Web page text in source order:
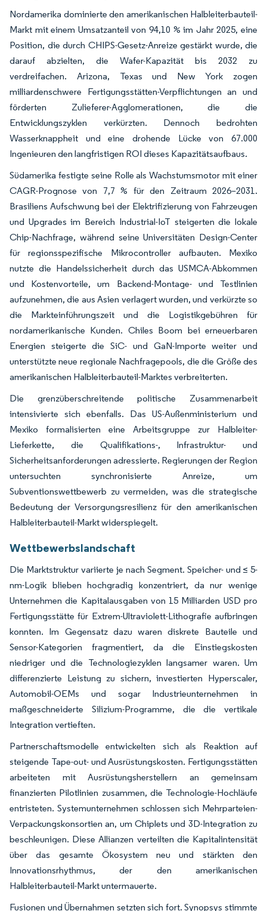
Nordamerika dominierte den amerikanischen Halbleiterbauteil-
Markt mit einem Umsatzanteil von 94,10 % im Jahr 2025, eine
Position, die durch CHIPS-Gesetz-Anreize gestärkt wurde, die
darauf abzielten, die Wafer-Kapazität bis 2032 zu
verdreifachen. Arizona, Texas und New York zogen
milliardenschwere Fertigungsstätten-Verpflichtungen an und
förderten Zulieferer-Agglomerationen, die die
Entwicklungszyklen verkürzten. Dennoch bedrohten
Wasserknappheit und eine drohende Lücke von 67.000
Ingenieuren den langfristigen ROI dieses Kapazitätsaufbaus.
Südamerika festigte seine Rolle als Wachstumsmotor mit einer
CAGR-Prognose von 7,7 % für den Zeitraum 2026–2031.
Brasiliens Aufschwung bei der Elektrifizierung von Fahrzeugen
und Upgrades im Bereich Industrial-IoT steigerten die lokale
Chip-Nachfrage, während seine Universitäten Design-Center
für regionsspezifische Mikrocontroller aufbauten. Mexiko
nutzte die Handelssicherheit durch das USMCA-Abkommen
und Kostenvorteile, um Backend-Montage- und Testlinien
aufzunehmen, die aus Asien verlagert wurden, und verkürzte so
die Markteinführungszeit und die Logistikgebühren für
nordamerikanische Kunden. Chiles Boom bei erneuerbaren
Energien steigerte die SiC- und GaN-Importe weiter und
unterstützte neue regionale Nachfragepools, die die Größe des
amerikanischen Halbleiterbauteil-Marktes verbreiterten.
Die grenzüberschreitende politische Zusammenarbeit
intensivierte sich ebenfalls. Das US-Außenministerium und
Mexiko formalisierten eine Arbeitsgruppe zur Halbleiter-
Lieferkette, die Qualifikations-, Infrastruktur- und
Sicherheitsanforderungen adressierte. Regierungen der Region
untersuchten synchronisierte Anreize, um
Subventionswettbewerb zu vermeiden, was die strategische
Bedeutung der Versorgungsresilienz für den amerikanischen
Halbleiterbauteil-Markt widerspiegelt.
Wettbewerbslandschaft
Die Marktstruktur variierte je nach Segment. Speicher- und ≤ 5-
nm-Logik blieben hochgradig konzentriert, da nur wenige
Unternehmen die Kapitalausgaben von 15 Milliarden USD pro
Fertigungsstätte für Extrem-Ultraviolett-Lithografie aufbringen
konnten. Im Gegensatz dazu waren diskrete Bauteile und
Sensor-Kategorien fragmentiert, da die Einstiegskosten
niedriger und die Technologiezyklen langsamer waren. Um
differenzierte Leistung zu sichern, investierten Hyperscaler,
Automobil-OEMs und sogar Industrieunternehmen in
maßgeschneiderte Silizium-Programme, die die vertikale
Integration vertieften.
Partnerschaftsmodelle entwickelten sich als Reaktion auf
steigende Tape-out- und Ausrüstungskosten. Fertigungsstätten
arbeiteten mit Ausrüstungsherstellern an gemeinsam
finanzierten Pilotlinien zusammen, die Technologie-Hochläufe
entristeten. Systemunternehmen schlossen sich Mehrparteien-
Verpackungskonsortien an, um Chiplets und 3D-Integration zu
beschleunigen. Diese Allianzen verteilten die Kapitalintensität
über das gesamte Ökosystem neu und stärkten den
Innovationsrhythmus, der den amerikanischen
Halbleiterbauteil-Markt untermauerte.
Fusionen und Übernahmen setzten sich fort. Synopsys stimmte